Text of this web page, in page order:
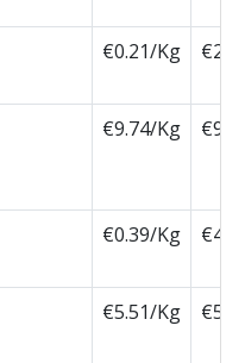
€0.21/Kg
€9.74/Kg
€0.39/Kg
€5.51/Kg